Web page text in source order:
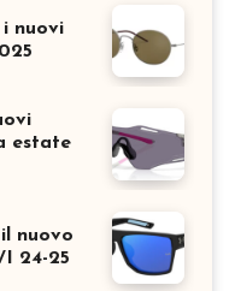
i nuovi
estate
nuovo
24-25